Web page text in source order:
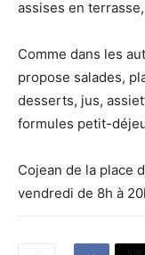
assises en
Comme dans les
propose salades,
desserts, jus,
formules petit-
Cojean de la place
vendredi de 8h à